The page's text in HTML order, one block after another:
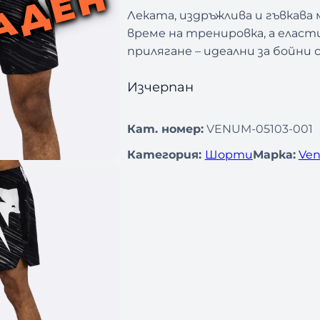
Леката, издръжлива и
време на тренировка, а
прилягане – идеални за бойни
Изчерпан
Кат. номер: VENUM-05103-001
Категория: ШортиМарка: